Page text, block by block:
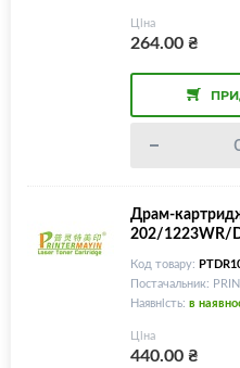
Ціна
264.00₴
Драм-
202/1223WR/
Код товару:
Постачальник:
Наявність: в
Ціна
440.00₴